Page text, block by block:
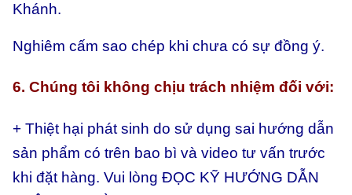
Khánh.
Nghiêm cấm sao chép khi chưa có sự đồng ý.
6. Chúng tôi không chịu trách nhiệm đối với:
+ Thiệt hại phát sinh do sử dụng sai hướng dẫn
sản phẩm có trên bao bì và video tư vấn trước
khi đặt hàng. Vui lòng ĐỌC KỸ HƯỚNG DẪN